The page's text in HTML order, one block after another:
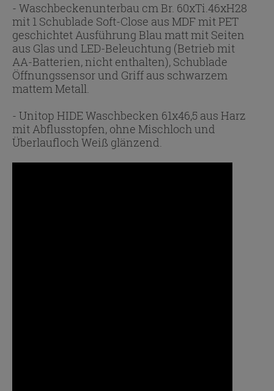
- Waschbeckenunterbau cm Br. 60xTi.46xH28
mit 1 Schublade Soft-Close aus MDF mit PET
geschichtet Ausführung Blau matt mit Seiten
aus Glas und LED-Beleuchtung (Betrieb mit
AA-Batterien, nicht enthalten), Schublade
Öffnungssensor und Griff aus schwarzem
mattem Metall.
- Unitop HIDE Waschbecken 61x46,5 aus Harz
mit Abflusstopfen, ohne Mischloch und
Überlaufloch Weiß glänzend.